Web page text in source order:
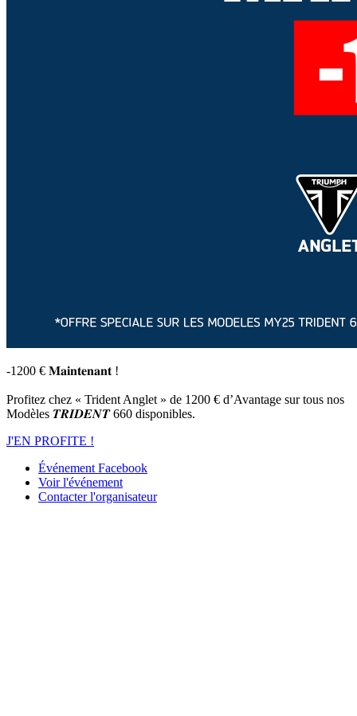
-1200 € 𝐌𝐚𝐢𝐧𝐭𝐞𝐧𝐚𝐧𝐭 !
Profitez chez « Trident Anglet » de 1200 € d’Avantage sur tous nos
Modèles 𝑻𝑹𝑰𝑫𝑬𝑵𝑻 660 disponibles.
J'EN PROFITE !
Événement Facebook
Voir l'événement
Contacter l'organisateur